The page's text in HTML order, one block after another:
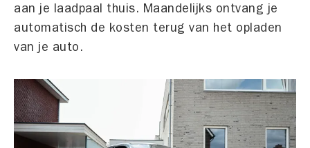
aan je laadpaal thuis. Maandelijks ontvang je
automatisch de kosten terug van het opladen
van je auto.